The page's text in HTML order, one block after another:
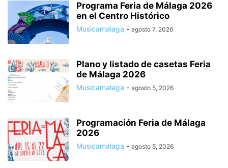
Programa Feria de Málaga 2026
en el Centro Histórico
Musicamalaga - agosto 7, 2026
Plano y listado de casetas Feria
de Málaga 2026
Musicamalaga - agosto 5, 2026
Programación Feria de Málaga
2026
Musicamalaga - agosto 5, 2026